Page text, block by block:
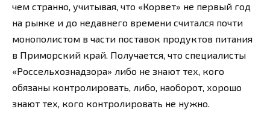
чем странно, учитывая, что «Корвет» не первый год
на рынке и до недавнего времени считался почти
монополистом в части поставок продуктов питания
в Приморский край. Получается, что специалисты
«Россельхознадзора» либо не знают тех, кого
обязаны контролировать, либо, наоборот, хорошо
знают тех, кого контролировать не нужно.